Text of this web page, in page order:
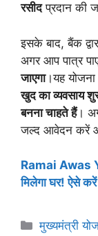
रसीदप्रदान की
इसके बाद, बैंक
अगर आप पात्र
जाएगा।यह
खुद का व्यवसाय
बनना चाहते हैं।
जल्द आवेदन करें
Ramai Awas
मिलेगा घर! ऐसे
मुख्यमंत्री